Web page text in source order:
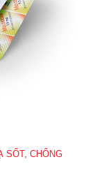
SỐT, CHỐNG